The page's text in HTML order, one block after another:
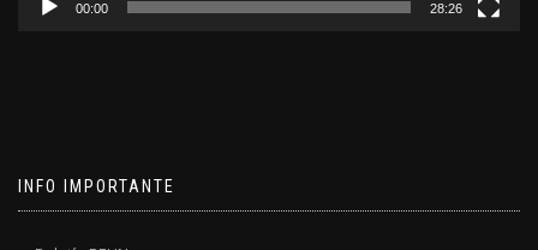
00:00 28:26
INFO IMPORTANTE